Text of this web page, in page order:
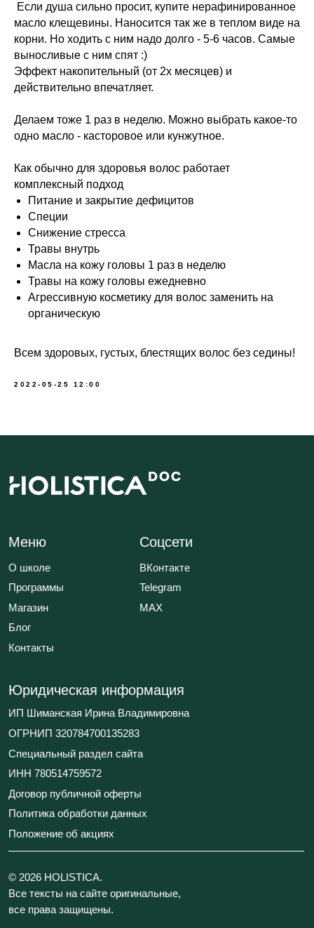
Если душа сильно просит, купите нерафинированное
масло клещевины. Наносится так же в теплом виде на
корни. Но ходить с ним надо долго - 5-6 часов. Самые
выносливые с ним спят :)
Эффект накопительный (от 2х месяцев) и
действительно впечатляет.
Делаем тоже 1 раз в неделю. Можно выбрать какое-то
одно масло - касторовое или кунжутное.
Как обычно для здоровья волос работает
комплексный подход
Питание и закрытие дефицитов
Специи
Снижение стресса
Травы внутрь
Масла на кожу головы 1 раз в неделю
Травы на кожу головы ежедневно
Агрессивную косметику для волос заменить на
органическую
Всем здоровых, густых, блестящих волос без седины!
2022-05-25 12:00
все права защищены.
Меню
О школе
Магазин
Блог
Юридическая информация
ИП Шиманская Ирина Владимировна
ОГРНИП 320784700135283
Специальный раздел сайта
ИНН 780514759572
Договор публичной оферты
Положение об акциях
Политика обработки данных
Соцсети
ВКонтакте
MAX